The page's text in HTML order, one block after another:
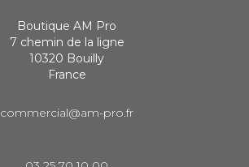
Boutique AM Pro
7 chemin de la ligne
10320 Bouilly
France
commercial@am-pro.fr